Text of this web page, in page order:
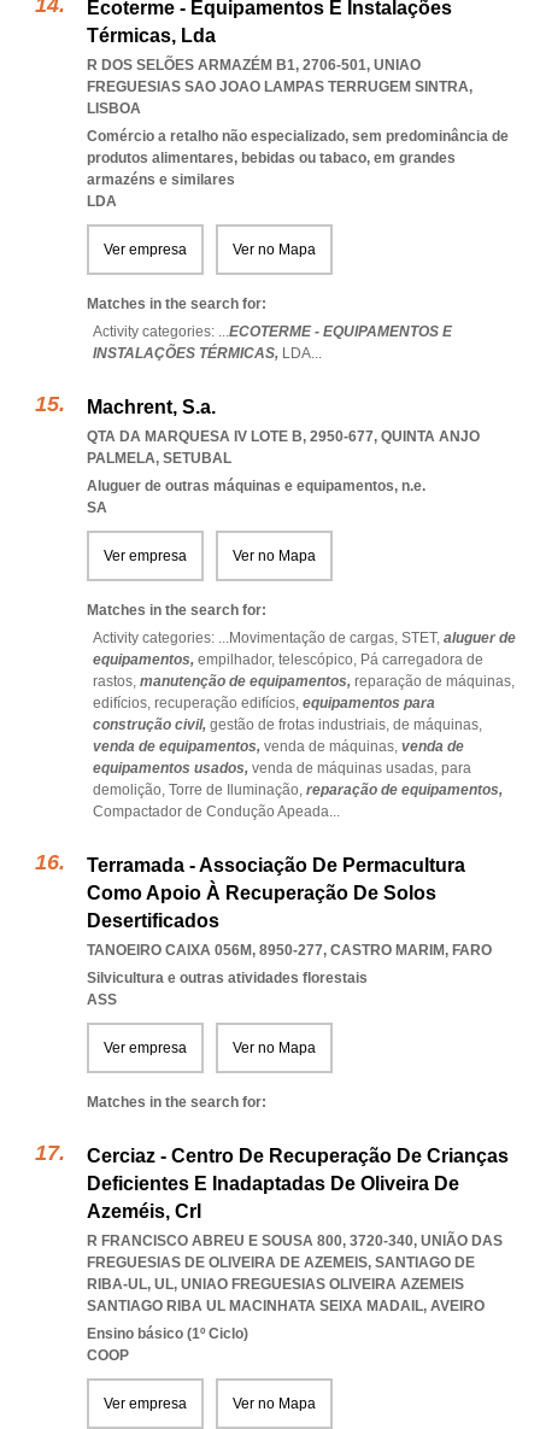
Ecoterme - Equipamentos E Instalações
Térmicas, Lda
R DOS SELÕES ARMAZÉM B1, 2706-501, UNIAO
FREGUESIAS SAO JOAO LAMPAS TERRUGEM SINTRA,
LISBOA
Comércio a retalho não especializado, sem predominância de
produtos alimentares, bebidas ou tabaco, em grandes
armazéns e similares
LDA
Ver empresa Ver no Mapa
Matches in the search for:
Activity categories: ...ECOTERME - EQUIPAMENTOS E
INSTALAÇÕES TÉRMICAS, LDA...
Machrent, S.a.
QTA DA MARQUESA IV LOTE B, 2950-677, QUINTA ANJO
PALMELA, SETUBAL
Aluguer de outras máquinas e equipamentos, n.e.
SA
Ver empresa Ver no Mapa
Matches in the search for:
Activity categories: ...Movimentação de cargas, STET, aluguer de
equipamentos, empilhador, telescópico, Pá carregadora de
rastos, manutenção de equipamentos, reparação de máquinas,
edifícios, recuperação edifícios, equipamentos para
construção civil, gestão de frotas industriais, de máquinas,
venda de equipamentos, venda de máquinas, venda de
equipamentos usados, venda de máquinas usadas, para
demolição, Torre de Iluminação, reparação de equipamentos,
Compactador de Condução Apeada...
Terramada - Associação De Permacultura
Como Apoio À Recuperação De Solos
Desertificados
TANOEIRO CAIXA 056M, 8950-277, CASTRO MARIM, FARO
Silvicultura e outras atividades florestais
ASS
Ver empresa Ver no Mapa
Matches in the search for:
Cerciaz - Centro De Recuperação De Crianças
Deficientes E Inadaptadas De Oliveira De
Azeméis, Crl
R FRANCISCO ABREU E SOUSA 800, 3720-340, UNIÃO DAS
FREGUESIAS DE OLIVEIRA DE AZEMEIS, SANTIAGO DE
RIBA-UL, UL, UNIAO FREGUESIAS OLIVEIRA AZEMEIS
SANTIAGO RIBA UL MACINHATA SEIXA MADAIL, AVEIRO
Ensino básico (1º Ciclo)
COOP
Ver empresa Ver no Mapa